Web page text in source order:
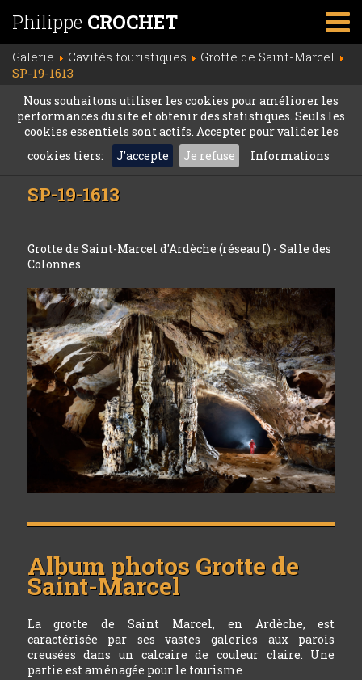
Philippe CROCHET
Galerie Cavités touristiques
Grotte de Saint-Marcel
SP-19-1613
Nous souhaitons utiliser les cookies pour améliorer les
performances du site et obtenir des statistiques. Seuls les
cookies essentiels sont actifs. Accepter pour valider les
cookies tiers:
J'accepte Je refuse Informations
SP-19-1613
Grotte de Saint-Marcel d'Ardèche (réseau I) - Salle des
Colonnes
Album photos Grotte de
Saint-Marcel
La grotte de Saint Marcel, en Ardèche, est
caractérisée par ses vastes galeries aux parois
creusées dans un calcaire de couleur claire. Une
partie est aménagée pour le tourisme